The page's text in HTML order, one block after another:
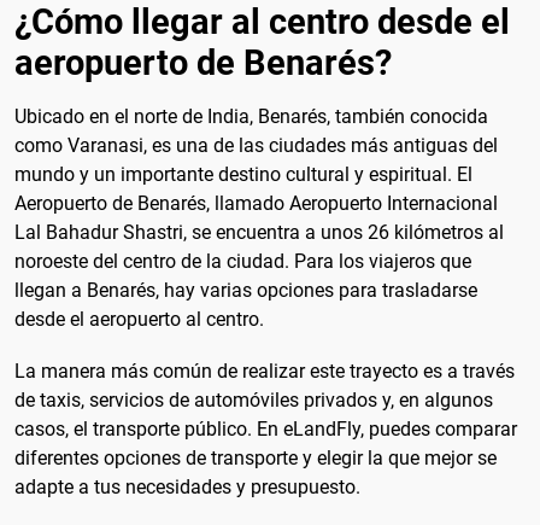
¿Cómo llegar al centro desde el
aeropuerto de Benarés?
Ubicado en el norte de India, Benarés, también conocida
como Varanasi, es una de las ciudades más antiguas del
mundo y un importante destino cultural y espiritual. El
Aeropuerto de Benarés, llamado Aeropuerto Internacional
Lal Bahadur Shastri, se encuentra a unos 26 kilómetros al
noroeste del centro de la ciudad. Para los viajeros que
llegan a Benarés, hay varias opciones para trasladarse
desde el aeropuerto al centro.
La manera más común de realizar este trayecto es a través
de taxis, servicios de automóviles privados y, en algunos
casos, el transporte público. En eLandFly, puedes comparar
diferentes opciones de transporte y elegir la que mejor se
adapte a tus necesidades y presupuesto.